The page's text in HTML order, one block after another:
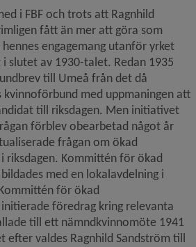
i FBF och trots att Ragnhild
fått än mer att göra som
engagemang utanför yrket
slutet av 1930-talet. Redan 1935
till Umeå från det då
med uppmaningen att
till riksdagen. Men initiativet
förblev obearbetad något år
frågan om ökad
riksdagen. Kommittén för ökad
med en lokalavdelning i
för ökad
föredrag kring relevanta
till ett nämndkvinnomöte 1941
efter valdes Ragnhild Sandström till